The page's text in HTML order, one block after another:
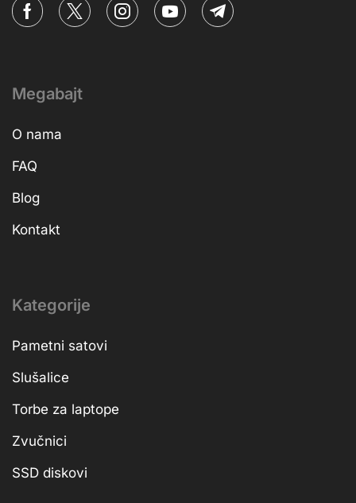
Megabajt
O nama
FAQ
Blog
Kontakt
Kategorije
Pametni satovi
Slušalice
Torbe za laptope
Zvučnici
SSD diskovi